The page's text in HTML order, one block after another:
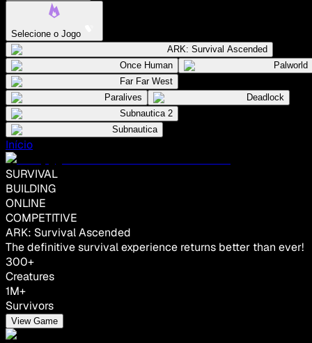
Selecione o Jogo
ARK: Survival Ascended
Once Human
Palworld
Far Far West
Paralives
Deadlock
Subnautica 2
Subnautica
Início
SURVIVAL
BUILDING
ONLINE
COMPETITIVE
ARK: Survival Ascended
The definitive survival experience returns better than ever!
300+
Creatures
1M+
Survivors
View Game